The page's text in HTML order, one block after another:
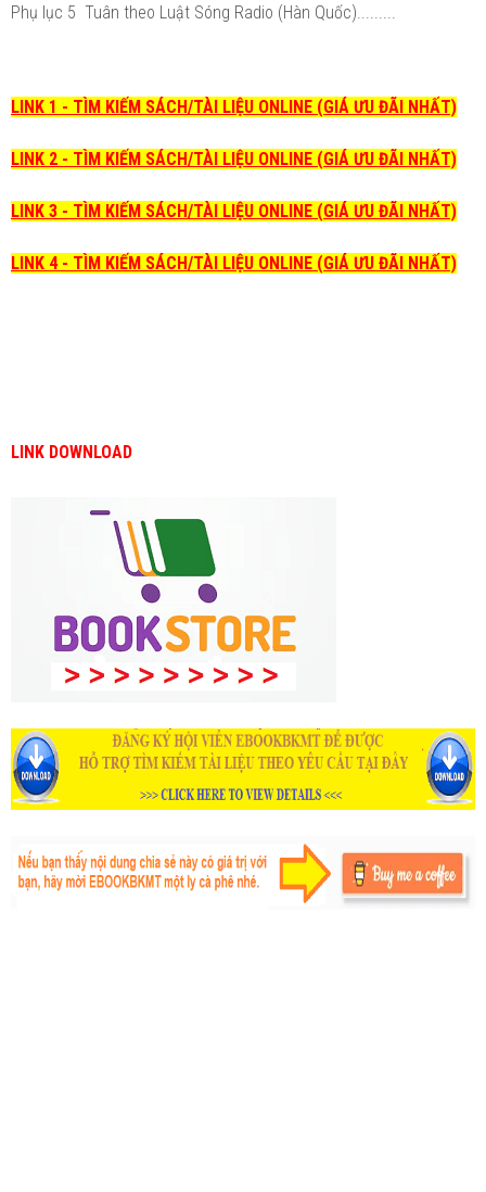
Phụ lục 5 Tuân theo Luật Sóng Radio (Hàn Quốc).........
LINK 1 - TÌM KIẾM SÁCH/TÀI LIỆU ONLINE (GIÁ ƯU ĐÃI NHẤT)
LINK 2 - TÌM KIẾM SÁCH/TÀI LIỆU ONLINE (GIÁ ƯU ĐÃI NHẤT)
LINK 3 - TÌM KIẾM SÁCH/TÀI LIỆU ONLINE (GIÁ ƯU ĐÃI NHẤT)
LINK 4 - TÌM KIẾM SÁCH/TÀI LIỆU ONLINE (GIÁ ƯU ĐÃI NHẤT)
LINK DOWNLOAD